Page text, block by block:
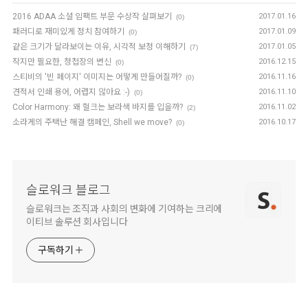
2016 ADAA 소셜 임팩트 부문 수상작 살펴보기 (0) 2017.01.16
패러디로 재미있게 정치 참여하기 (0) 2017.01.09
같은 크기가 달라보이는 이유, 시각적 보정 이해하기 (7) 2017.01.05
작지만 필요한, 청첩장의 변신 (0) 2016.12.15
스티비의 '빈 페이지' 이미지는 어떻게 만들어질까? (0) 2016.11.16
견적서 인쇄 용어, 어렵지 않아요 :-) (0) 2016.11.10
Color Harmony: 왜 헐크는 보라색 바지를 입을까? (2) 2016.11.02
소라게의 주택난 해결 캠페인, Shell we move? (0) 2016.10.17
슬로워크 블로그
슬로워크는 조직과 사회의 변화에 기여하는 크리에
이티브 솔루션 회사입니다
구독하기